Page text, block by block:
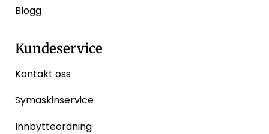
Blogg
Kundeservice
Kontakt oss
Symaskinservice
Innbytteordning